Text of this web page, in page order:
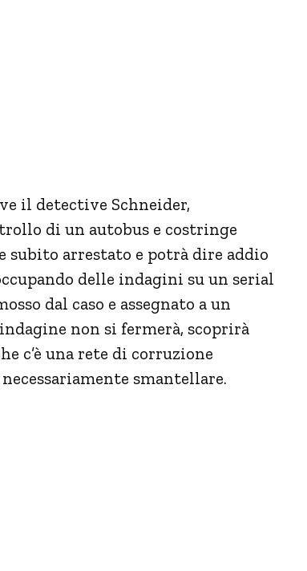
il detective Schneider,
di un autobus e costringe
subito arrestato e potrà dire addio
delle indagini su un serial
dal caso e assegnato a un
non si fermerà, scoprirà
c’è una rete di corruzione
smantellare.